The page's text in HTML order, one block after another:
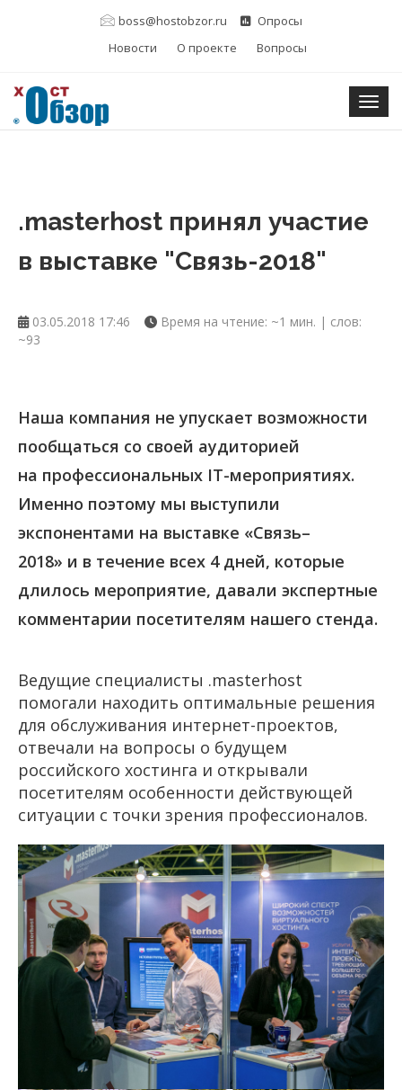
boss@hostobzor.ru
Опросы
Новости
О проекте Вопросы
.masterhost принял участие
в выставке "Связь-2018"
03.05.2018 17:46
Время на чтение: ~1 мин. | слов:
~93
Наша компания не упускает возможности
пообщаться со своей аудиторией
на профессиональных IT-мероприятиях.
Именно поэтому мы выступили
экспонентами на выставке «Связь–
2018» и в течение всех 4 дней, которые
длилось мероприятие, давали экспертные
комментарии посетителям нашего стенда.
Ведущие специалисты .masterhost
помогали находить оптимальные решения
для обслуживания интернет-проектов,
отвечали на вопросы о будущем
российского хостинга и открывали
посетителям особенности действующей
ситуации с точки зрения профессионалов.